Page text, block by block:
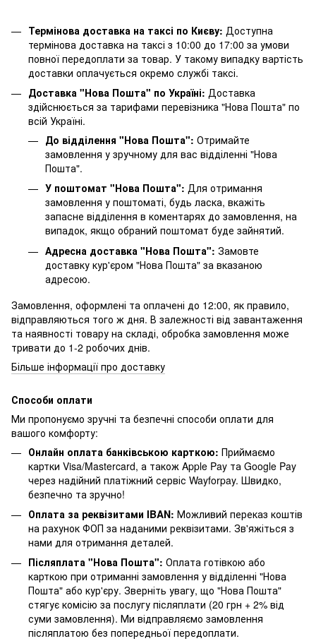
Термінова доставка на таксі по Києву: Доступна
термінова доставка на таксі з 10:00 до 17:00 за умови
повної передоплати за товар. У такому випадку вартість
доставки оплачується окремо службі таксі.
Доставка "Нова Пошта" по Україні: Доставка
здійснюється за тарифами перевізника "Нова Пошта" по
всій Україні.
До відділення "Нова Пошта": Отримайте
замовлення у зручному для вас відділенні "Нова
Пошта".
У поштомат "Нова Пошта": Для отримання
замовлення у поштоматі, будь ласка, вкажіть
запасне відділення в коментарях до замовлення, на
випадок, якщо обраний поштомат буде зайнятий.
Адресна доставка "Нова Пошта": Замовте
доставку кур'єром "Нова Пошта" за вказаною
адресою.
Замовлення, оформлені та оплачені до 12:00, як правило,
відправляються того ж дня. В залежності від завантаження
та наявності товару на складі, обробка замовлення може
тривати до 1-2 робочих днів.
Більше інформації про доставку
Способи оплати
Ми пропонуємо зручні та безпечні способи оплати для
вашого комфорту:
Онлайн оплата банківською карткою: Приймаємо
картки Visa/Mastercard, а також Apple Pay та Google Pay
через надійний платіжний сервіс Wayforpay. Швидко,
безпечно та зручно!
Оплата за реквізитами IBAN: Можливий переказ коштів
на рахунок ФОП за наданими реквізитами. Зв'яжіться з
нами для отримання деталей.
Післяплата "Нова Пошта": Оплата готівкою або
карткою при отриманні замовлення у відділенні "Нова
Пошта" або кур'єру. Зверніть увагу, що "Нова Пошта"
стягує комісію за послугу післяплати (20 грн + 2% від
суми замовлення). Ми відправляємо замовлення
післяплатою без попередньої передоплати.